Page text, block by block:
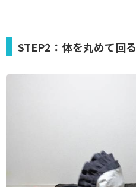
STEP2：体を丸めて回る